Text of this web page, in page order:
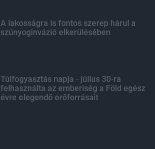
A lakosságra is fontos szerep hárul a
szúnyoginvázió elkerülésében
Túlfogyasztás napja - július 30-ra
felhasználta az emberiség a Föld egész
évre elegendő erőforrásait